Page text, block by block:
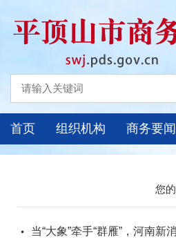
首页 组织机构 商务要闻